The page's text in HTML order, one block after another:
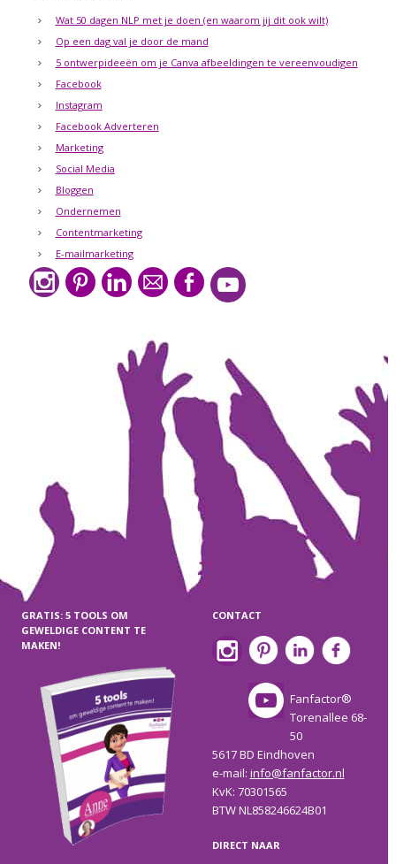
Wat 50 dagen NLP met je doen (en waarom jij dit ook wilt)
Op een dag val je door de mand
5 ontwerpideeën om je Canva afbeeldingen te vereenvoudigen
Facebook
Instagram
Facebook Adverteren
Marketing
Social Media
Bloggen
Ondernemen
Contentmarketing
E-mailmarketing
GRATIS: 5 TOOLS OM
GEWELDIGE CONTENT TE
MAKEN!
CONTACT
Fanfactor®
Torenallee 68-
50
5617 BD Eindhoven
e-mail: info@fanfactor.nl
KvK: 70301565
BTW NL858246624B01
DIRECT NAAR